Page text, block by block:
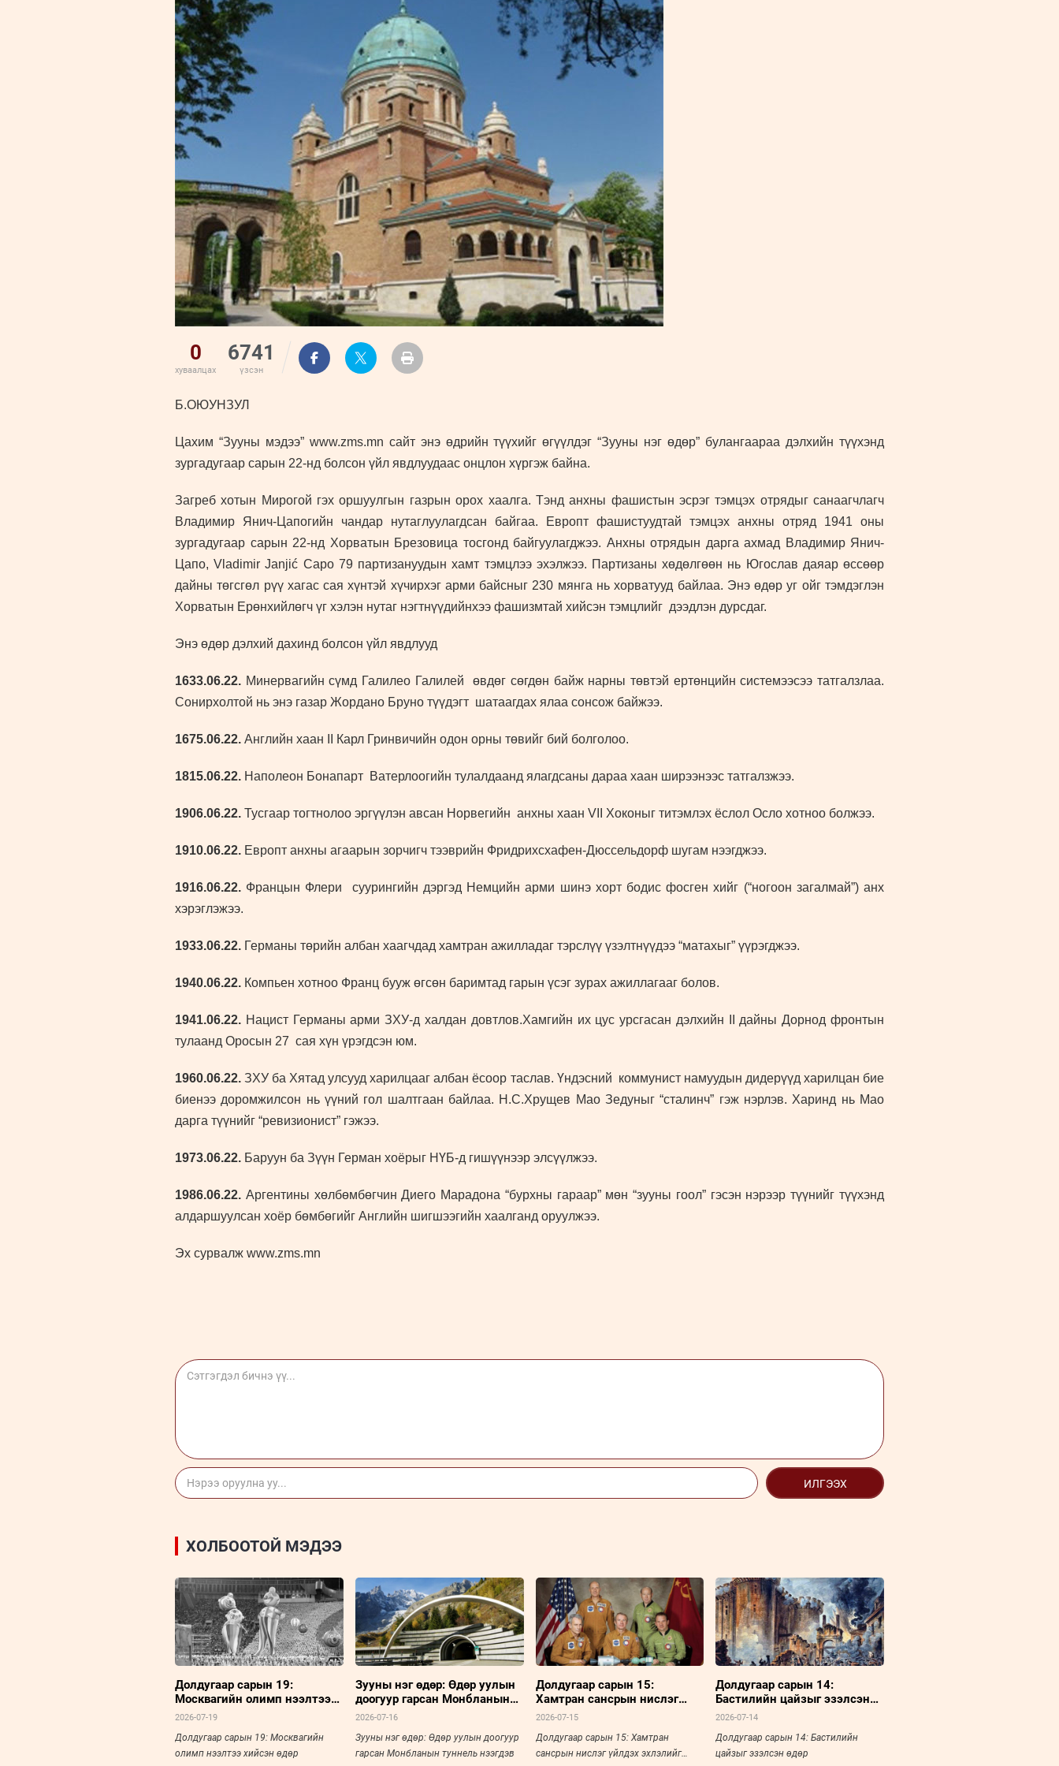
0
хуваалцах
6741
үзсэн
Б.ОЮУНЗУЛ
Цахим “Зууны мэдээ” www.zms.mn сайт энэ өдрийн түүхийг өгүүлдэг “Зууны нэг өдөр” булангаараа дэлхийн түүхэнд
зургадугаар сарын 22-нд болсон үйл явдлуудаас онцлон хүргэж байна.
Загреб хотын Мирогой гэх оршуулгын газрын орох хаалга. Тэнд анхны фашистын эсрэг тэмцэх отрядыг санаагчлагч
Владимир Янич-Цапогийн чандар нутаглуулагдсан байгаа. Европт фашистуудтай тэмцэх анхны отряд 1941 оны
зургадугаар сарын 22-нд Хорватын Брезовица тосгонд байгуулагджээ. Анхны отрядын дарга ахмад Владимир Янич-
Цапо, Vladimir Janjić Capo 79 партизануудын хамт тэмцлээ эхэлжээ. Партизаны хөдөлгөөн нь Югослав даяар өссөөр
дайны төгсгөл рүү хагас сая хүнтэй хүчирхэг арми байсныг 230 мянга нь хорватууд байлаа. Энэ өдөр уг ойг тэмдэглэн
Хорватын Ерөнхийлөгч үг хэлэн нутаг нэгтнүүдийнхээ фашизмтай хийсэн тэмцлийг дээдлэн дурсдаг.
Энэ өдөр дэлхий дахинд болсон үйл явдлууд
1633.06.22. Минервагийн сүмд Галилео Галилей өвдөг сөгдөн байж нарны төвтэй ертөнцийн системээсээ татгалзлаа.
Сонирхолтой нь энэ газар Жордано Бруно түүдэгт шатаагдах ялаа сонсож байжээ.
1675.06.22. Английн хаан II Карл Гринвичийн одон орны төвийг бий болголоо.
1815.06.22. Наполеон Бонапарт Ватерлоогийн тулалдаанд ялагдсаны дараа хаан ширээнээс татгалзжээ.
1906.06.22. Тусгаар тогтнолоо эргүүлэн авсан Норвегийн анхны хаан VII Хоконыг титэмлэх ёслол Осло хотноо болжээ.
1910.06.22. Европт анхны агаарын зорчигч тээврийн Фридрихсхафен-Дюссельдорф шугам нээгджээ.
1916.06.22. Францын Флери суурингийн дэргэд Немцийн арми шинэ хорт бодис фосген хийг (“ногоон загалмай”) анх
хэрэглэжээ.
1933.06.22. Германы төрийн албан хаагчдад хамтран ажилладаг тэрслүү үзэлтнүүдээ “матахыг” үүрэгджээ.
1940.06.22. Компьен хотноо Франц бууж өгсөн баримтад гарын үсэг зурах ажиллагааг болов.
1941.06.22. Нацист Германы арми ЗХУ-д халдан довтлов.Хамгийн их цус урсгасан дэлхийн II дайны Дорнод фронтын
тулаанд Оросын 27 сая хүн үрэгдсэн юм.
1960.06.22.ЗХУ ба Хятад улсууд харилцааг албан ёсоор таслав. Үндэсний коммунист намуудын дидерүүд харилцан бие
биенээ доромжилсон нь үүний гол шалтгаан байлаа. Н.С.Хрущев Мао Зедуныг “сталинч” гэж нэрлэв. Харинд нь Мао
дарга түүнийг “ревизионист” гэжээ.
1973.06.22. Баруун ба Зүүн Герман хоёрыг НҮБ-д гишүүнээр элсүүлжээ.
1986.06.22. Аргентины хөлбөмбөгчин Диего Марадона “бурхны гараар” мөн “зууны гоол” гэсэн нэрээр түүнийг түүхэнд
алдаршуулсан хоёр бөмбөгийг Английн шигшээгийн хаалганд оруулжээ.
Эх сурвалж www.zms.mn
ИЛГЭЭХ
ХОЛБООТОЙ МЭДЭЭ
Долдугаар сарын 19:
Москвагийн олимп нээлтээ
хийсэн өдөр
2026-07-19
Долдугаар сарын 19: Москвагийн
олимп нээлтээ хийсэн өдөр
Зууны нэг өдөр: Өдөр уулын
доогуур гарсан Монбланын
туннель нээгдэв
2026-07-16
Зууны нэг өдөр: Өдөр уулын доогуур
гарсан Монбланын туннель нээгдэв
Долдугаар сарын 15:
Хамтран сансрын нислэг
үйлдэх эхлэлийг тавьсан
2026-07-15
Долдугаар сарын 15: Хамтран
сансрын нислэг үйлдэх эхлэлийг
Долдугаар сарын 14:
Бастилийн цайзыг эзэлсэн
өдөр
2026-07-14
Долдугаар сарын 14: Бастилийн
цайзыг эзэлсэн өдөр